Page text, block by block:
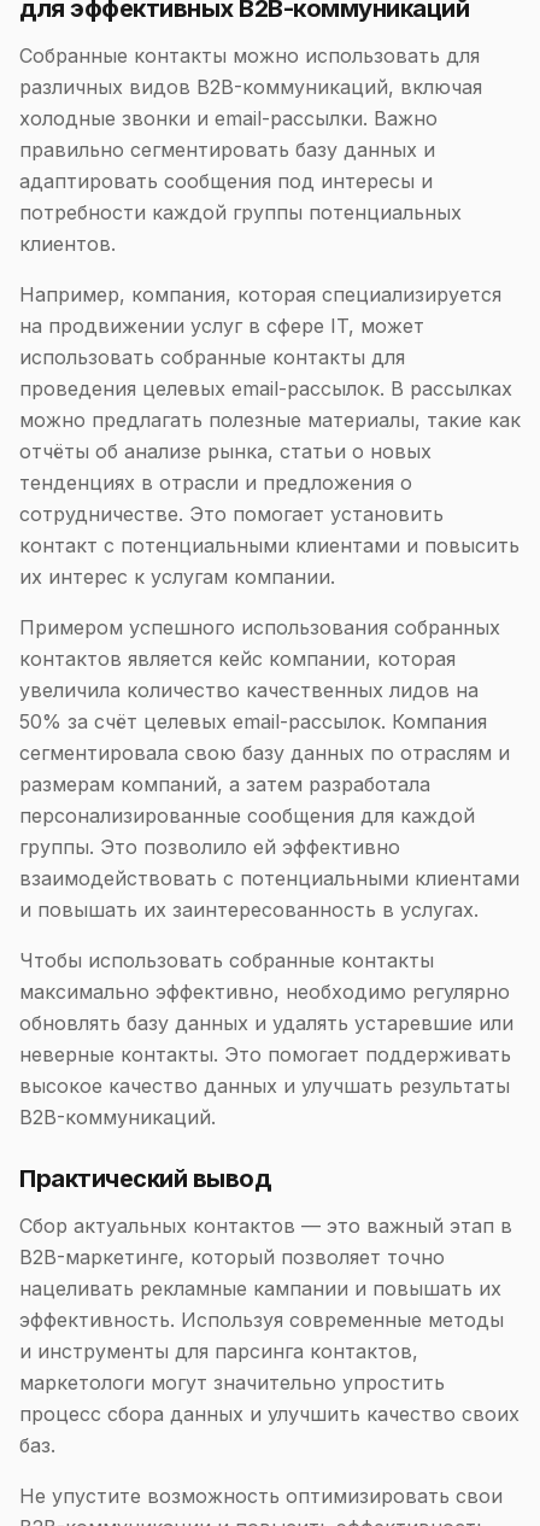
для эффективных B2B-коммуникаций
Собранные контакты можно использовать для
различных видов B2B-коммуникаций, включая
холодные звонки и email-рассылки. Важно
правильно сегментировать базу данных и
адаптировать сообщения под интересы и
потребности каждой группы потенциальных
клиентов.
Например, компания, которая специализируется
на продвижении услуг в сфере IT, может
использовать собранные контакты для
проведения целевых email-рассылок. В рассылках
можно предлагать полезные материалы, такие как
отчёты об анализе рынка, статьи о новых
тенденциях в отрасли и предложения о
сотрудничестве. Это помогает установить
контакт с потенциальными клиентами и повысить
их интерес к услугам компании.
Примером успешного использования собранных
контактов является кейс компании, которая
увеличила количество качественных лидов на
50% за счёт целевых email-рассылок. Компания
сегментировала свою базу данных по отраслям и
размерам компаний, а затем разработала
персонализированные сообщения для каждой
группы. Это позволило ей эффективно
взаимодействовать с потенциальными клиентами
и повышать их заинтересованность в услугах.
Чтобы использовать собранные контакты
максимально эффективно, необходимо регулярно
обновлять базу данных и удалять устаревшие или
неверные контакты. Это помогает поддерживать
высокое качество данных и улучшать результаты
B2B-коммуникаций.
Практический вывод
Сбор актуальных контактов — это важный этап в
B2B-маркетинге, который позволяет точно
нацеливать рекламные кампании и повышать их
эффективность. Используя современные методы
и инструменты для парсинга контактов,
маркетологи могут значительно упростить
процесс сбора данных и улучшить качество своих
баз.
Не упустите возможность оптимизировать свои